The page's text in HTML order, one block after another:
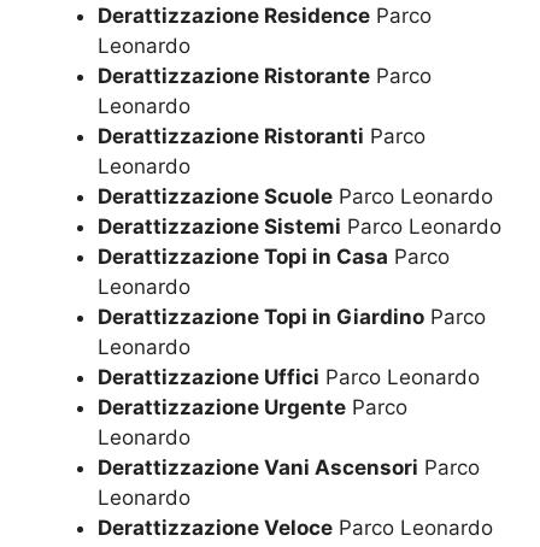
Derattizzazione Residence Parco
Leonardo
Derattizzazione Ristorante Parco
Leonardo
Derattizzazione Ristoranti Parco
Leonardo
Derattizzazione Scuole Parco Leonardo
Derattizzazione Sistemi Parco Leonardo
Derattizzazione Topi in Casa Parco
Leonardo
Derattizzazione Topi in Giardino Parco
Leonardo
Derattizzazione Uffici Parco Leonardo
Derattizzazione Urgente Parco
Leonardo
Derattizzazione Vani Ascensori Parco
Leonardo
Derattizzazione Veloce Parco Leonardo